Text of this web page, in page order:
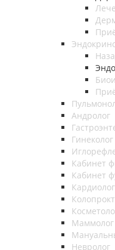
Андролог
Гинеколог
Кабинет
Кабинет
Кардиолог
Маммолог
Невролог